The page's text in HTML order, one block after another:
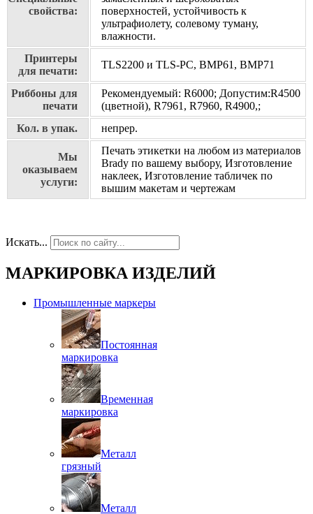
свойства:
поверхностей, устойчивость к
ультрафиолету, солевому туману,
влажности.
Принтеры
для печати:
TLS2200 и TLS-PC, BMP61, BMP71
Риббоны для
печати
Рекомендуемый: R6000; Допустим:R4500
(цветной), R7961, R7960, R4900,;
Кол. в упак.
непрер.
Мы
оказываем
услуги:
Печать этикетки на любом из материалов
Brady по вашему выбору, Изготовление
наклеек, Изготовление табличек по
вышим макетам и чертежам
Искать...
МАРКИРОВКА ИЗДЕЛИЙ
Промышленные маркеры
Постоянная
маркировка
Временная
маркировка
Металл
грязный
Металл